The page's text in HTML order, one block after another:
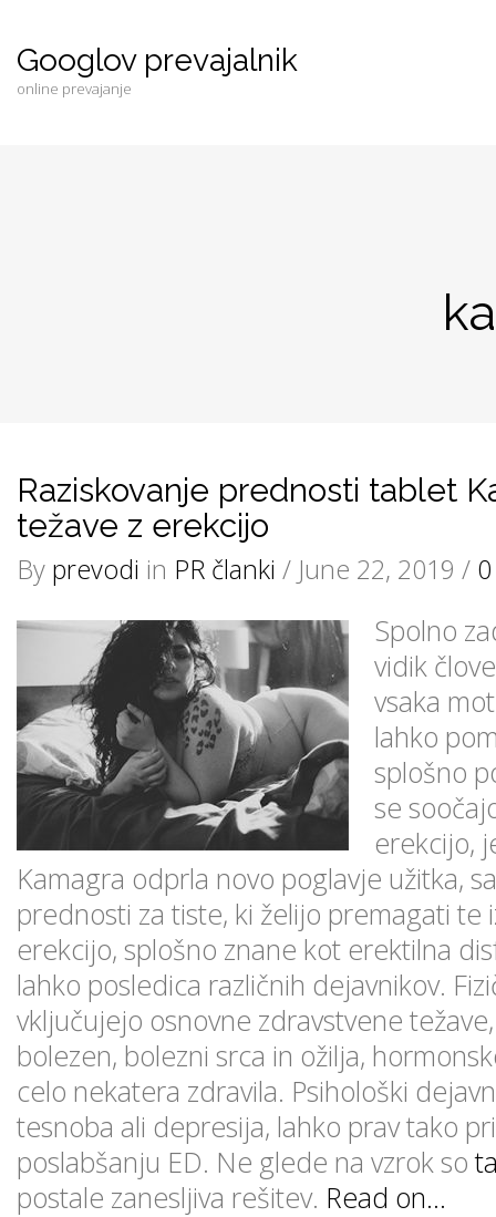
Googlov prevajalnik
online prevajanje
Raziskovanje prednosti tablet
težave z erekcijo
By prevodi in PR članki / June 22, 2019 /
Spolno
vidik
vsaka
lahko
splošno
se
erekcijo,
Kamagra odprla novo poglavje užitka,
prednosti za tiste, ki želijo premagati te
erekcijo, splošno znane kot erektilna
lahko posledica različnih dejavnikov.
vključujejo osnovne zdravstvene
bolezen, bolezni srca in ožilja,
celo nekatera zdravila. Psihološki
tesnoba ali depresija, lahko prav tako
poslabšanju ED. Ne glede na vzrok so
postale zanesljiva rešitev. Read on…